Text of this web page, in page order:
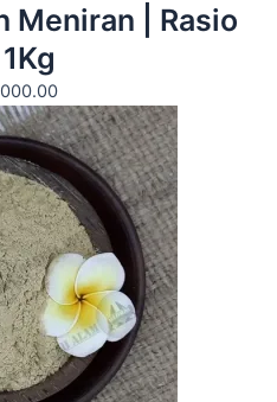
Meniran | Rasio